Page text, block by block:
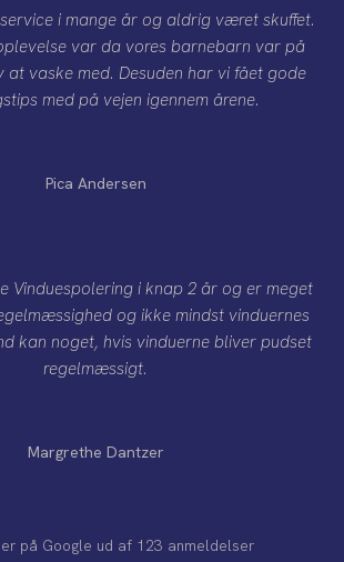
i mange år og aldrig været skuffet.
var da vores barnebarn var på
at vaske med. Desuden har vi fået gode
med på vejen igennem årene.
Pica Andersen
Vinduespolering i knap 2 år og er meget
og ikke mindst vinduernes
kan noget, hvis vinduerne bliver pudset
regelmæssigt.
Margrethe Dantzer
på Google​ ​ud af 123 anmeldelser